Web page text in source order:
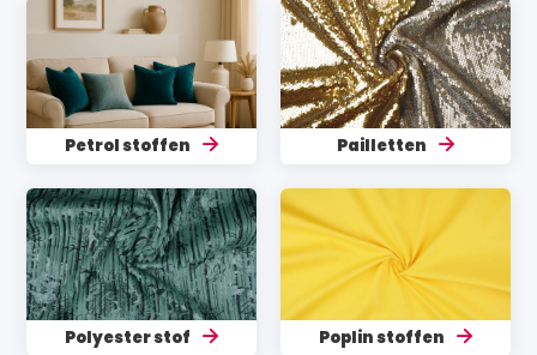
Petrol stoffen Pailletten
Polyester stof Poplin stoffen